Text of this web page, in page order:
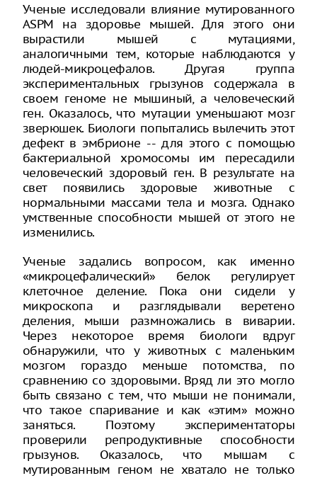
Ученые исследовали влияние мутированного
ASPM на здоровье мышей. Для этого они
вырастили мышей с мутациями,
аналогичными тем, которые наблюдаются у
людей-микроцефалов. Другая группа
экспериментальных грызунов содержала в
своем геноме не мышиный, а человеческий
ген. Оказалось, что мутации уменьшают мозг
зверюшек. Биологи попытались вылечить этот
дефект в эмбрионе -- для этого с помощью
бактериальной хромосомы им пересадили
человеческий здоровый ген. В результате на
свет появились здоровые животные с
нормальными массами тела и мозга. Однако
умственные способности мышей от этого не
изменились.
Ученые задались вопросом, как именно
«микроцефалический» белок регулирует
клеточное деление. Пока они сидели у
микроскопа и разглядывали веретено
деления, мыши размножались в виварии.
Через некоторое время биологи вдруг
обнаружили, что у животных с маленьким
мозгом гораздо меньше потомства, по
сравнению со здоровыми. Вряд ли это могло
быть связано с тем, что мыши не понимали,
что такое спаривание и как «этим» можно
заняться. Поэтому экспериментаторы
проверили репродуктивные способности
грызунов. Оказалось, что мышам с
мутированным геном не хватало не только